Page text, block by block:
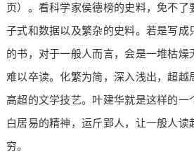
页）。看科学家侯德榜的史料，免不了
子式和数据以及繁杂的史料。若是写成
的书，对于一般人而言，会是一堆枯燥
难以卒读。化繁为简，深入浅出，超越
高超的文学技艺。叶建华就是这样的一
白居易的精神，运斤郢人，让一般人读
穷。